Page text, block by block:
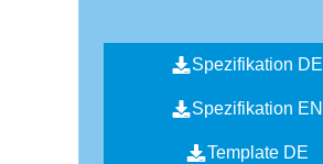
Spezifikation DE
Spezifikation EN
Template DE